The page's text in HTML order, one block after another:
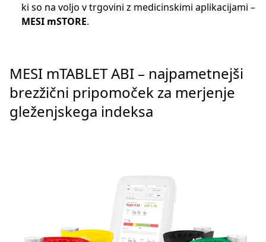
ki so na voljo v trgovini z medicinskimi aplikacijami –
MESI mSTORE.
MESI mTABLET ABI – najpametnejši
brezžični pripomoček za merjenje
gleženjskega indeksa